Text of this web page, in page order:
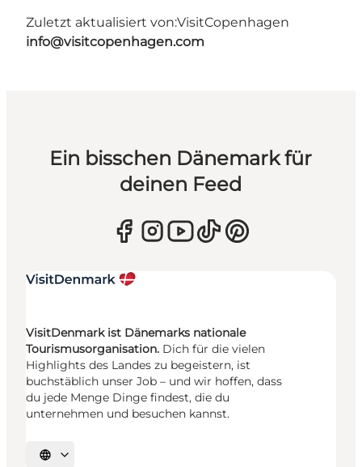
Zuletzt aktualisiert von:VisitCopenhagen
info@visitcopenhagen.com
Ein bisschen Dänemark für
deinen Feed
VisitDenmark ist Dänemarks nationale
Tourismusorganisation. Dich für die vielen
Highlights des Landes zu begeistern, ist
buchstäblich unser Job – und wir hoffen, dass
du jede Menge Dinge findest, die du
unternehmen und besuchen kannst.
Sprache auswählen